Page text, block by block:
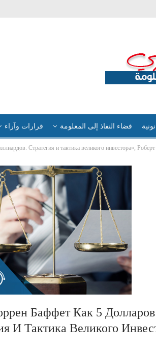
فضاء النفاذ إلى المعلومة قرارات وآراء
Стратегия и тактика великого инвестора»,
Баффет Как 5
И Тактика Великого